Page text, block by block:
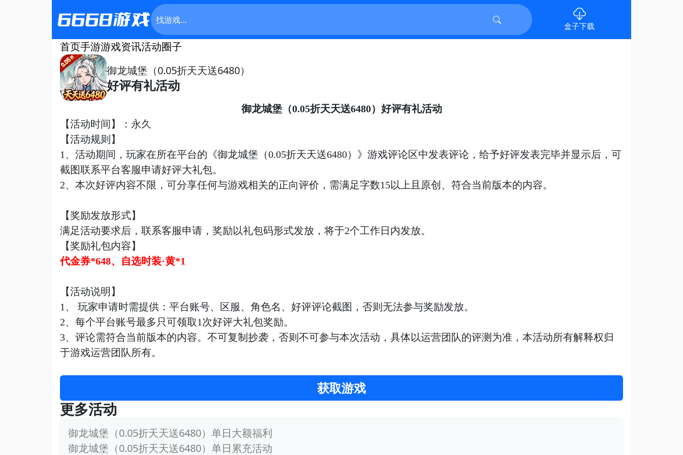
盒子下载
首页手游游戏资讯活动圈子
御龙城堡（0.05折天天送6480）
好评有礼活动
御龙城堡（0.05折天天送6480） 好评有礼活动
【活动时间】：永久
【活动规则】
1、活动期间，玩家在所在平台的《御龙城堡（0.05折天天送6480） 》游戏评论区中发表评论， 给予好评发表完毕并显示后，可
截图联系平台客服申请好评大礼包。
2、本次好评内容不限，可分享任何与游戏相关的正向评价 ，需满足字数15以上且原创、符合当前版本的内容。
【奖励发放形式】
满足活动要求后，联系客服申请，奖励以礼包码形式发放，将于2个工作日内发放。
【奖励礼包内容】
代金券*648、自选时装·黄*1
【活动说明】
1、 玩家申请时需提供：平台账号、区服、角色名、 好评评论截图，否则无法参与奖励发放。
2、每个平台账号最多只可领取1次好评大礼包奖励。
3、评论需符合当前版本的内容。不可复制抄袭，否则不可参与本次活动，具体以运营团队的评测为准，本活动所有解释权归
于游戏运营团队所有。
获取游戏
更多活动
御龙城堡（0.05折天天送6480）单日大额福利
御龙城堡（0.05折天天送6480）单日累充活动